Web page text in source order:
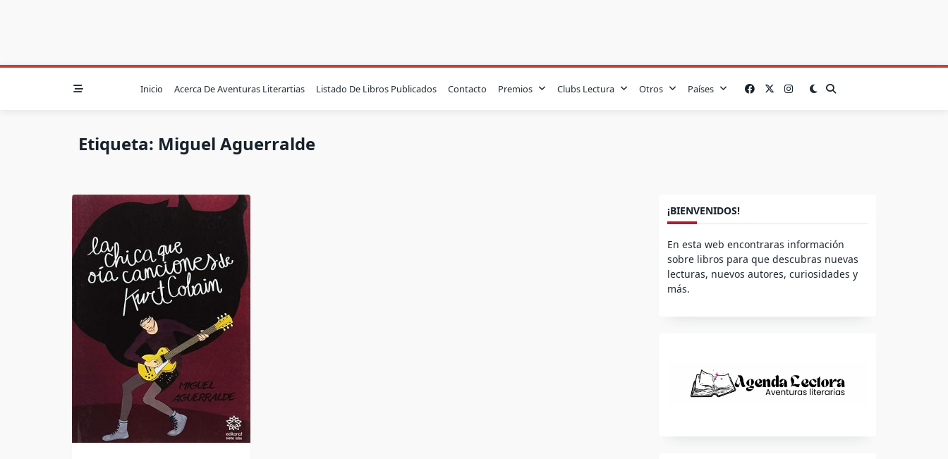
Inicio Acerca De Aventuras Literartias Listado De Libros Publicados Contacto Premios Clubs Lectura Otros Países
Etiqueta: Miguel Aguerralde
¡BIENVENIDOS!
En esta web encontraras información
sobre libros para que descubras nuevas
lecturas, nuevos autores, curiosidades y
más.